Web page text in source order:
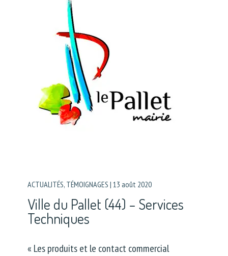
ACTUALITÉS, TÉMOIGNAGES | 13 août 2020
Ville du Pallet (44) – Services
Techniques
« Les produits et le contact commercial